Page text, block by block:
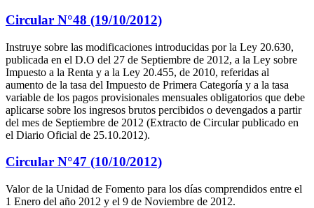
Circular N°48 (19/10/2012)
Instruye sobre las modificaciones introducidas por la Ley 20.630,
publicada en el D.O del 27 de Septiembre de 2012, a la Ley sobre
Impuesto a la Renta y a la Ley 20.455, de 2010, referidas al
aumento de la tasa del Impuesto de Primera Categoría y a la tasa
variable de los pagos provisionales mensuales obligatorios que debe
aplicarse sobre los ingresos brutos percibidos o devengados a partir
del mes de Septiembre de 2012 (Extracto de Circular publicado en
el Diario Oficial de 25.10.2012).
Circular N°47 (10/10/2012)
Valor de la Unidad de Fomento para los días comprendidos entre el
1 Enero del año 2012 y el 9 de Noviembre de 2012.